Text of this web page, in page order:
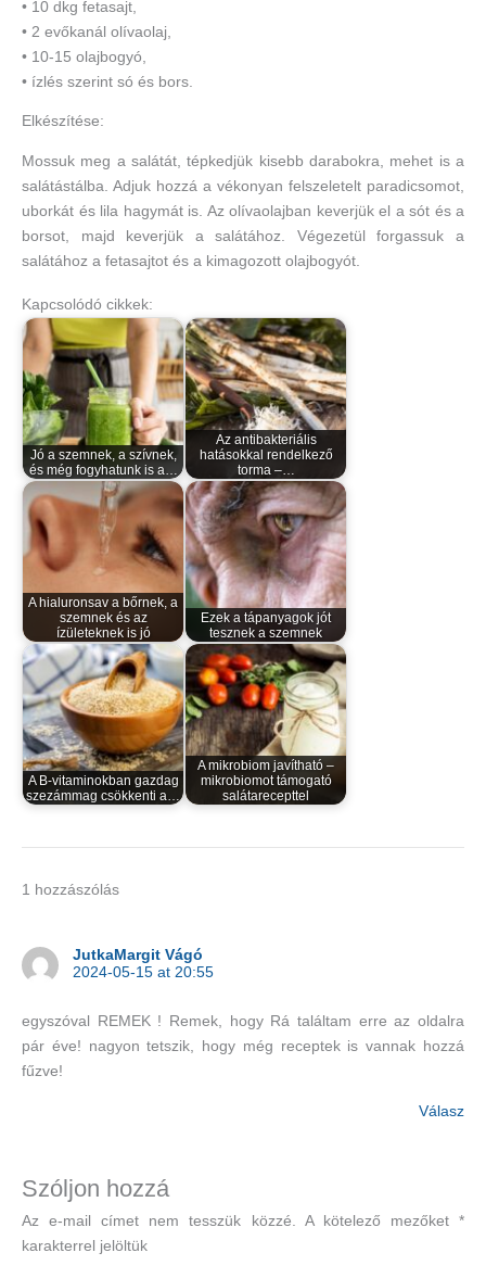
• 10 dkg fetasajt,
• 2 evőkanál olívaolaj,
• 10-15 olajbogyó,
• ízlés szerint só és bors.
Elkészítése:
Mossuk meg a salátát, tépkedjük kisebb darabokra, mehet is a
salátástálba. Adjuk hozzá a vékonyan felszeletelt paradicsomot,
uborkát és lila hagymát is. Az olívaolajban keverjük el a sót és a
borsot, majd keverjük a salátához. Végezetül forgassuk a
salátához a fetasajtot és a kimagozott olajbogyót.
Kapcsolódó cikkek:
Jó a szemnek, a szívnek,
és még fogyhatunk is a…
Az antibakteriális
hatásokkal rendelkező
torma –…
A hialuronsav a bőrnek, a
szemnek és az
ízületeknek is jó
Ezek a tápanyagok jót
tesznek a szemnek
A B-vitaminokban gazdag
szezámmag csökkenti a…
A mikrobiom javítható –
mikrobiomot támogató
salátarecepttel
1 hozzászólás
JutkaMargit Vágó
2024-05-15 at 20:55
egyszóval REMEK ! Remek, hogy Rá találtam erre az oldalra
pár éve! nagyon tetszik, hogy még receptek is vannak hozzá
fűzve!
Válasz
Szóljon hozzá
Az e-mail címet nem tesszük közzé. A kötelező mezőket*
karakterrel jelöltük